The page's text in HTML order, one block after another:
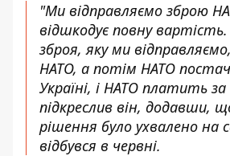
"Ми відправляємо зброю
відшкодує повну
зброя, яку ми
НАТО, а потім НАТО
Україні, і НАТО платить
підкреслив він, додавши,
рішення було ухвалено на
відбувся в червні.